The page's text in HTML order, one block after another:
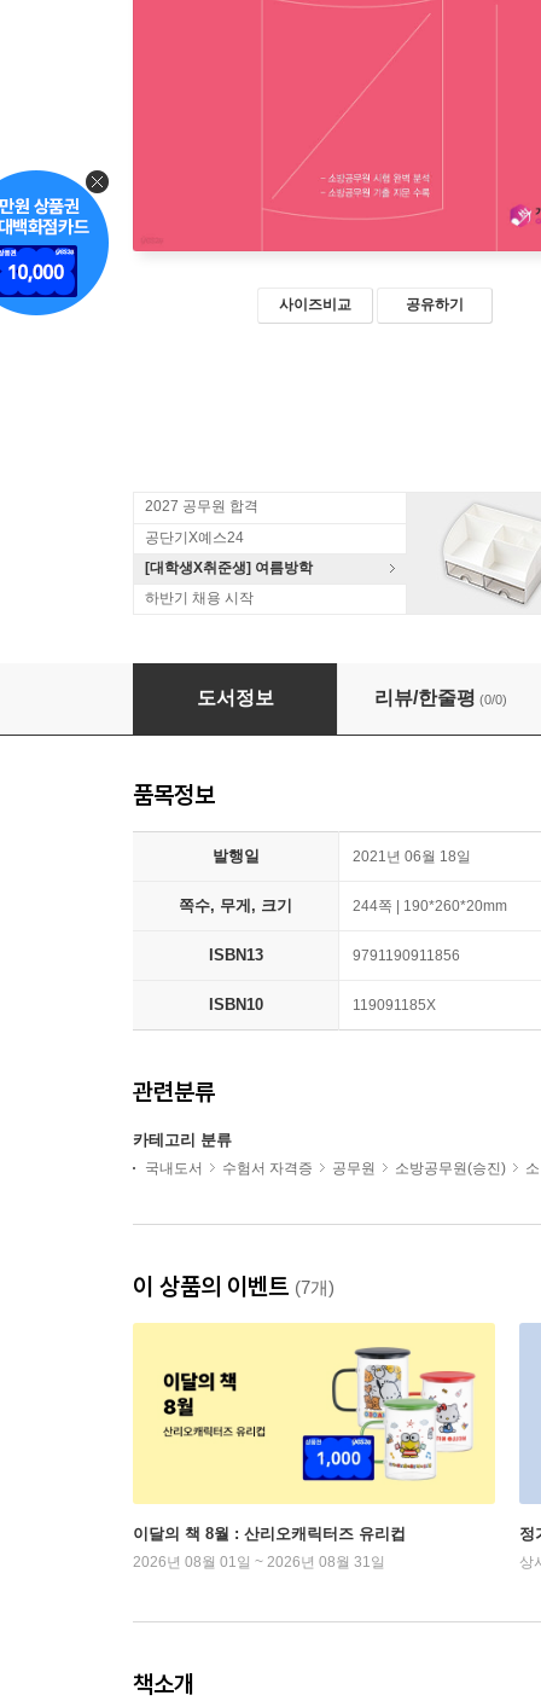
사이즈비교 공유하기
2027 공무원 합격
공단기X예스24
[대학생X취준생] 여름방학
하반기 채용 시작
참 쉬운 이솔 소방영어 문법
도서정보 리뷰/한줄평 (0/0)
품목정보
발행일 2021년 06월 18일
쪽수, 무게, 크기 244쪽 | 190*260*20mm
ISBN13 9791190911856
ISBN10 119091185X
관련분류
카테고리 분류
국내도서 수험서 자격증 공무원 소방공무원(승진)
이 상품의 이벤트 (7개)
이달의 책 8월 : 산리오캐릭터즈 유리컵
2026년 08월 01일 ~ 2026년 08월 31일
정
상
책소개